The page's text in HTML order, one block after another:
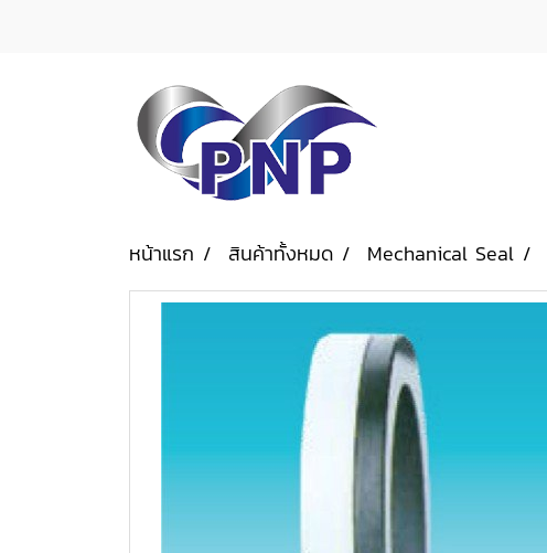
หน้าแรก สินค้าทั้งหมด Mechanical Seal